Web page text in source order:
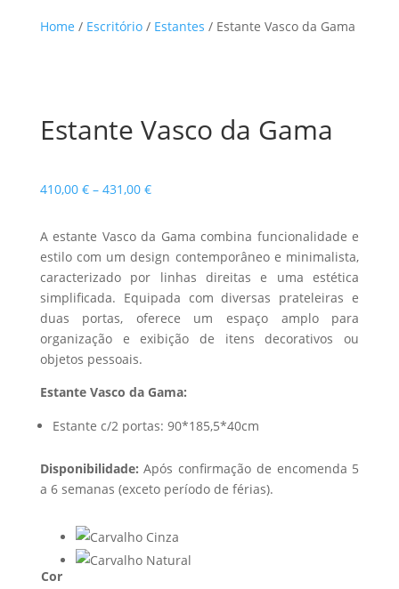
Home / Escritório/ Estantes / Estante Vasco da Gama
Estante Vasco da Gama
410,00 € – 431,00 €Price
410,00 €
through
431,00 €
A estante Vasco da Gama combina funcionalidade e
estilo com um design contemporâneo e minimalista,
caracterizado por linhas direitas e uma estética
simplificada. Equipada com diversas prateleiras e
duas portas, oferece um espaço amplo para
organização e exibição de itens decorativos ou
objetos pessoais.
Estante Vasco da Gama:
Estante c/2 portas: 90*185,5*40cm
Disponibilidade:Após confirmação de encomenda 5
a 6 semanas (exceto período de férias).
Cor